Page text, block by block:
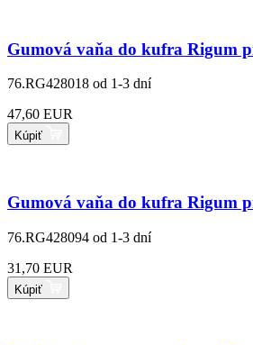
Gumová vaňa do kufra Rigum
76.RG428018 od 1-3 dní
47,60 EUR
Kúpiť
Gumová vaňa do kufra Rigum
76.RG428094 od 1-3 dní
31,70 EUR
Kúpiť